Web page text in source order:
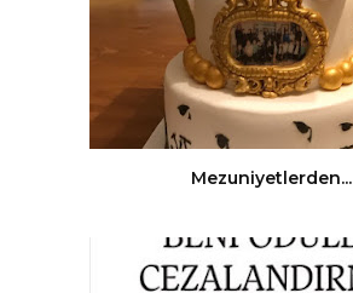
Mezuniyetlerden...